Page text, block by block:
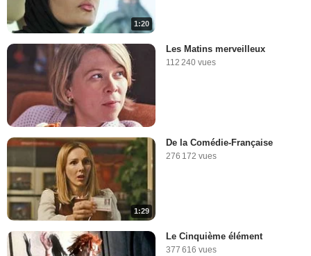
1:20
Les Matins merveilleux
112 240 vues
1:29
De la Comédie-Française
276 172 vues
Le Cinquième élément
377 616 vues